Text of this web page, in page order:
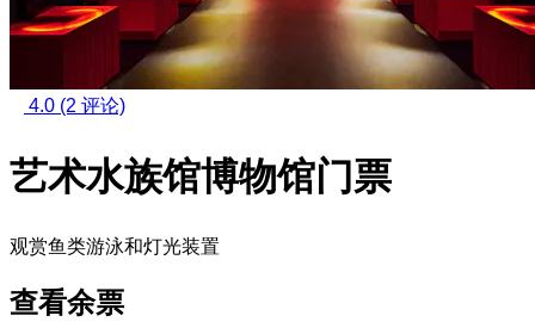
4.0 (2 评论)
艺术水族馆博物馆门票
观赏鱼类游泳和灯光装置
查看余票